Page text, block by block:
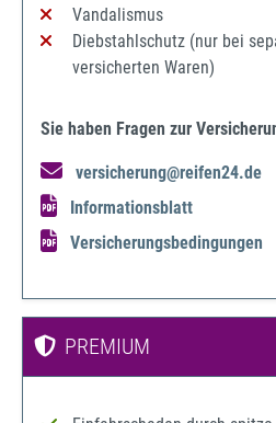
Vandalismus
Diebstahlschutz (nur bei
versicherten Waren)
Sie haben Fragen zur
versicherung@reifen24.de
Informationsblatt
Versicherungsbedingungen
PREMIUM